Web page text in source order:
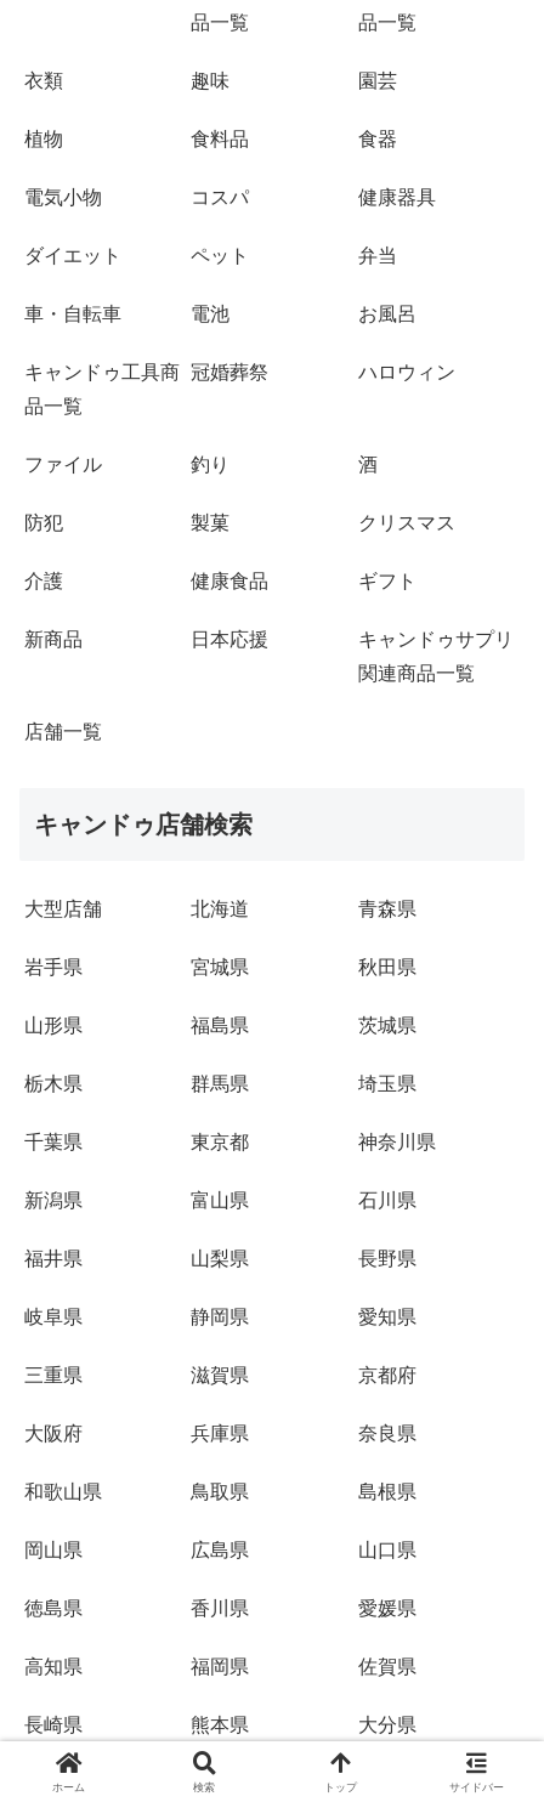
品一覧
品一覧
衣類 趣味 園芸
植物 食料品 食器
電気小物 コスパ 健康器具
ダイエット ペット 弁当
車・自転車 電池 お風呂
キャンドゥ工具商
品一覧
冠婚葬祭 ハロウィン
ファイル 釣り 酒
防犯 製菓 クリスマス
介護 健康食品 ギフト
新商品 日本応援
キャンドゥサプリ
関連商品一覧
店舗一覧
キャンドゥ店舗検索
大型店舗 北海道 青森県
岩手県 宮城県 秋田県
山形県 福島県 茨城県
栃木県 群馬県 埼玉県
千葉県 東京都 神奈川県
新潟県 富山県 石川県
福井県 山梨県 長野県
岐阜県 静岡県 愛知県
三重県 滋賀県 京都府
大阪府 兵庫県 奈良県
和歌山県 鳥取県 島根県
岡山県 広島県 山口県
徳島県 香川県 愛媛県
高知県 福岡県 佐賀県
長崎県 熊本県 大分県
宮崎県 鹿児島県 沖縄県
ホーム 検索 トップ サイドバー